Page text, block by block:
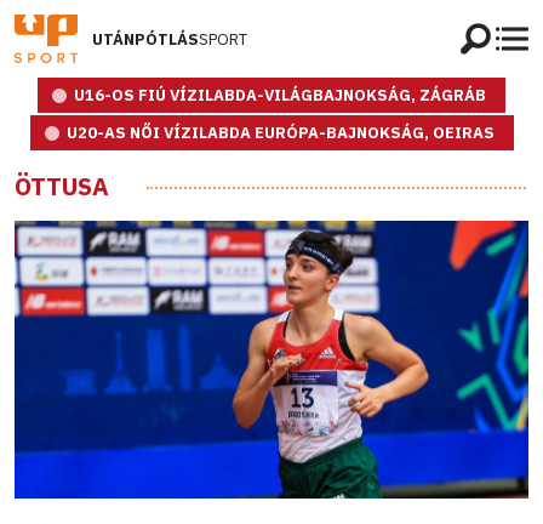
UTÁNPÓTLÁSSPORT
U16-OS FIÚ VÍZILABDA-VILÁGBAJNOKSÁG, ZÁGRÁB
U20-AS NŐI VÍZILABDA EURÓPA-BAJNOKSÁG, OEIRAS
ÖTTUSA